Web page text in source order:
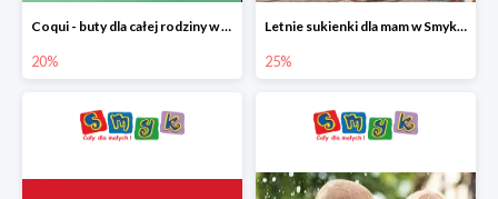
Coqui - buty dla całej rodziny w Smyku do -20%
20%
Letnie sukienki dla mam w Smyku do -25%
25%